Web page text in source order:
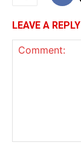
LEAVE A REPLY